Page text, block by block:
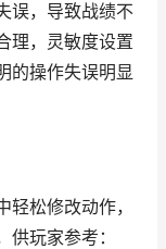
误，导致战绩不
理，灵敏度设置
的操作失误明显
松修改动作，
玩家参考：